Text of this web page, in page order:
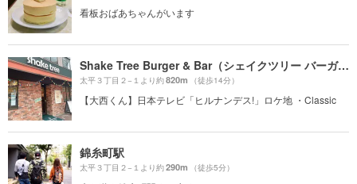
看板おばあちゃんがいます
Shake Tree Burger & Bar（シェイクツリー バーガー＆バー）
太平３丁目２−１より約820m （徒歩14分）
【大西くん】日本テレビ「ヒルナンデス!」ロケ地 ・Classic
錦糸町駅
太平３丁目２−１より約290m （徒歩5分）